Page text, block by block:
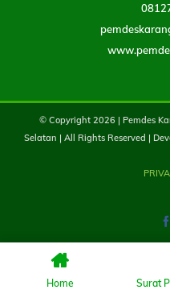
© Copyright 2026 | Pemdes
Selatan | All Rights Reserved |
Home Surat